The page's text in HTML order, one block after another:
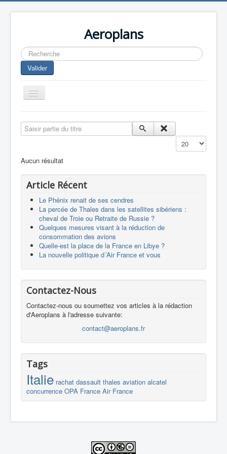
Aeroplans
Rechercher
Valider
Toggle
Navigation
Aviation Commerciale
Europespace
Drones
Saisir partie du titre
Affichage #
Aucun résultat
Article Récent
Le Phénix renait de ses cendres
La percée de Thales dans les satellites sibériens :
cheval de Troie ou Retraite de Russie ?
Quelques mesures visant à la réduction de
consommation des avions
Quelle-est la place de la France en Libye ?
La nouvelle politique d´Air France et vous
Contactez-Nous
Contactez-nous ou soumettez vos articles à la rédaction
d'Aeroplans à l'adresse suivante:
contact@aeroplans.fr
Tags
Italie rachat dassault thales aviation alcatel
concurrence OPA France Air France